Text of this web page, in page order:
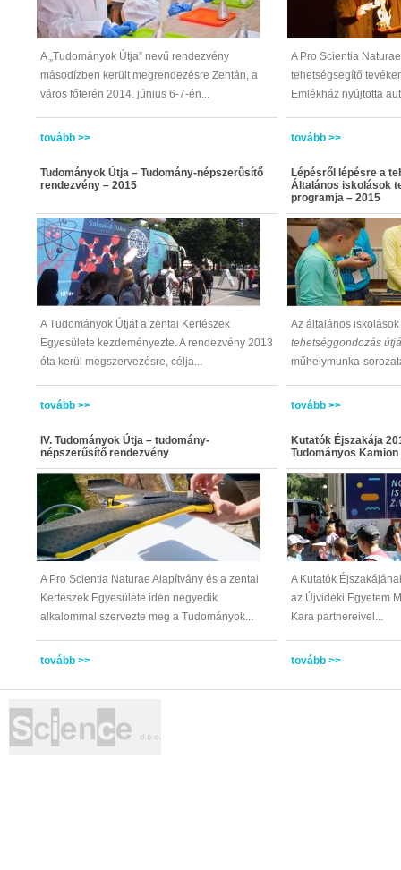
A „Tudományok Útja” nevű rendezvény
másodízben került megrendezésre Zentán, a
város főterén 2014. június 6-7-én...
tovább >>
A Pro Scientia
tehetségsegítő
Emlékház nyújtotta
tovább >>
Tudományok Útja – Tudomány-népszerűsítő
rendezvény – 2015
A Tudományok Útját a zentai Kertészek
Egyesülete kezdeményezte. A rendezvény 2013
óta kerül megszervezésre, célja...
tovább >>
Lépésről lépésre a
Általános iskolások
programja – 2015
Az általános iskolások
tehetséggondozás
műhelymunka-
tovább >>
IV. Tudományok Útja – tudomány-
népszerűsítő rendezvény
A Pro Scientia Naturae Alapítvány és a zentai
Kertészek Egyesülete idén negyedik
alkalommal szervezte meg a Tudományok...
tovább >>
Kutatók Éjszakája
Tudományos Kamion
A Kutatók
az Újvidéki Egyetem
Kara partnereivel...
tovább >>